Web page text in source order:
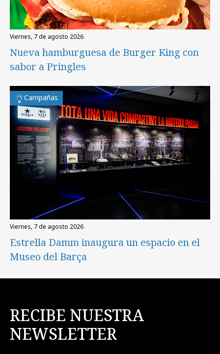
viernes, 7 de agosto 2026
Nueva hamburguesa de Burger King con
sabor a Pringles
Campañas
viernes, 7 de agosto 2026
Estrella Damm inaugura un espacio en el
Museo del Barça
RECIBE NUESTRA
NEWSLETTER